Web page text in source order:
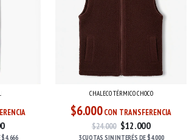
$4.666
CHALECO TÉRMICO CHOCO
$6.000 CON TRANSFERENCIA
$24.000 $12.000
3 CUOTAS SIN INTERÉS DE$4.000